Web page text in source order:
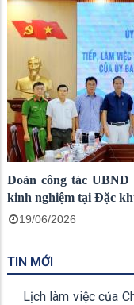
Đoàn công tác UBND
kinh nghiệm tại Đặc
19/06/2026
TIN MỚI
Lịch làm việc của